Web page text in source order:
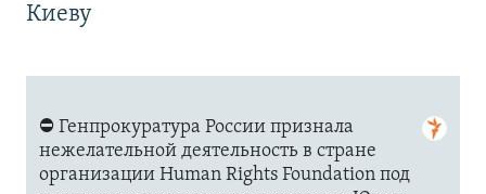
Киеву